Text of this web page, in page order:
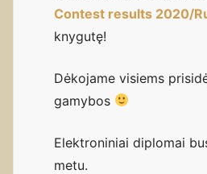
Contest results 2020/
knygutę!
Dėkojame visiems
gamybos
Elektroniniai diplomai
metu.